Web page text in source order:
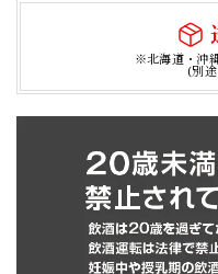
※北海道・沖
(別